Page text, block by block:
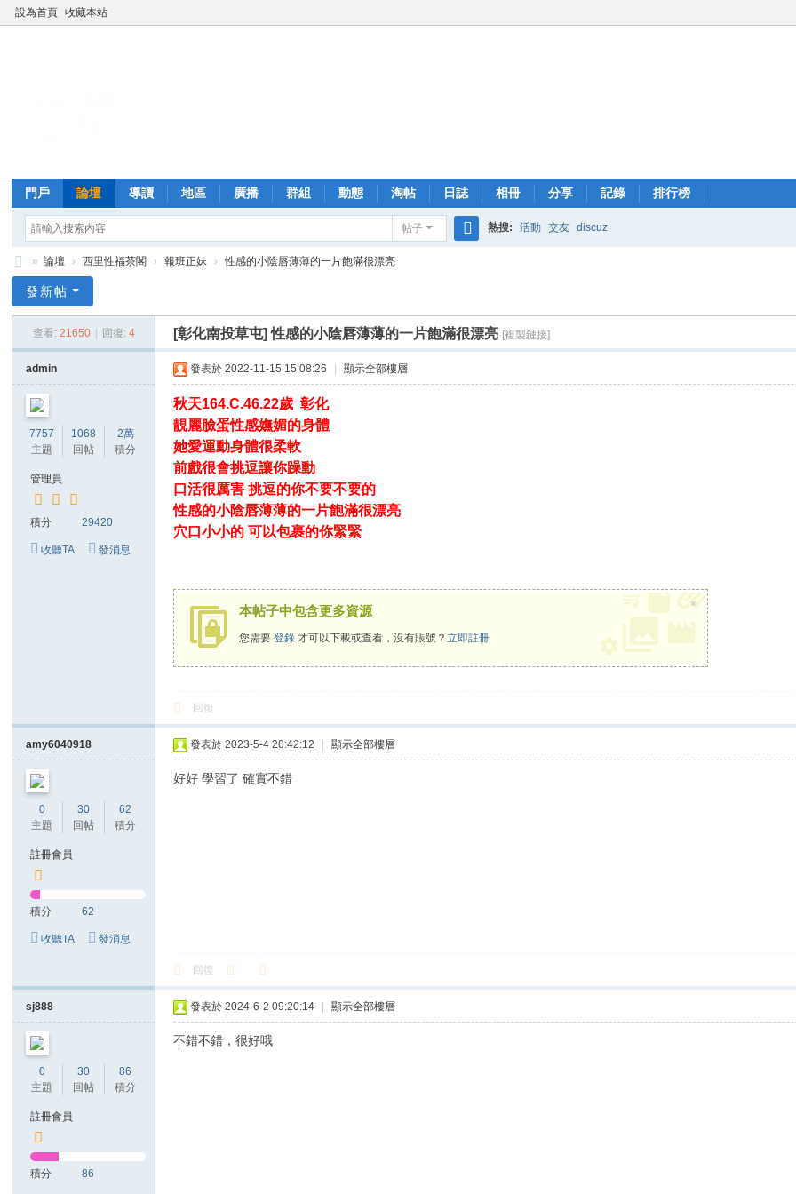
設為首頁 收藏本站
門戶 論壇 導讀 地區 廣播 群組 動態 淘帖 日誌 相冊 分享 記錄 排行榜
帖子 熱搜: 活動 交友 discuz
西
里
送
茶
» 論壇 › 西里性福茶閣 › 報班正妹 › 性感的小陰唇薄薄的一片飽滿很漂亮
發新帖
查看: 21650 回復: 4 [彰化南投草屯]性感的小陰唇薄薄的一片飽滿很漂亮 [複製鏈接]
admin
7757
主題
1068
回帖
2萬
積分
管理員
積分 29420
收聽TA 發消息
發表於 2022-11-15 15:08:26 顯示全部樓層
秋天164.C.46.22歲 彰化
靚麗臉蛋性感嫵媚的身體
她愛運動身體很柔軟
前戲很會挑逗讓你躁動
口活很厲害 挑逗的你不要不要的
性感的小陰唇薄薄的一片飽滿很漂亮
穴口小小的 可以包裹的你緊緊
本帖子中包含更多資源
您需要登錄 才可以下載或查看，沒有賬號？立即註冊
×
回復
amy6040918
0
主題
30
回帖
62
積分
註冊會員
積分 62
收聽TA 發消息
發表於 2023-5-4 20:42:12 顯示全部樓層
好好 學習了 確實不錯
回復
sj888
0
主題
30
回帖
86
積分
註冊會員
積分 86
發表於 2024-6-2 09:20:14 顯示全部樓層
不錯不錯，很好哦